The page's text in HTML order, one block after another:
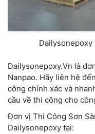
Dailysonepoxy
Dailysonepoxy.Vn là
Nanpao. Hãy liên hệ
công chính xác và
cầu về thi công cho
Đơn vị Thi Công Sơn
Dailysonepoxy tại: